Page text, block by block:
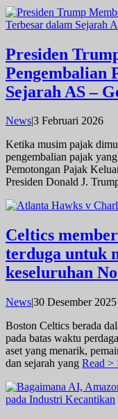
Presiden
Pengembalian
Sejarah AS –
News3 Februari 2026oleh
Ketika musim pajak
pengembalian pajak
Pemotongan Pajak
Presiden Donald J.
Celtics
terduga untuk
keseluruhan
News|30 Desember 2025
Boston Celtics berada
pada batas waktu
aset yang menarik,
dan sejarah yang Read >